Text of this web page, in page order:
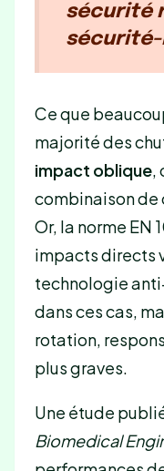
sécurité
Ce que
majorité des
impact oblique,
combinaison de
Or, la norme EN
impacts directs
technologie
dans ces cas,
rotation,
plus graves.
Une étude
Biomedical